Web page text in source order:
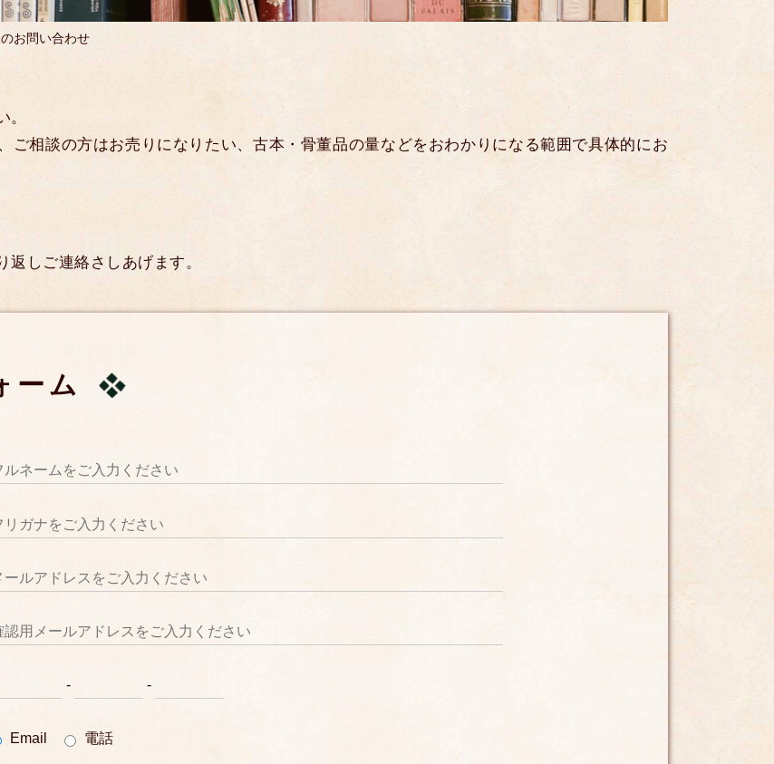
お問い合わせ
ご相談の方はお売りになりたい、古本・骨董品の量などをおわかりになる範囲で具体的にお
しご連絡さしあげます。
ーム
- -
Email 電話